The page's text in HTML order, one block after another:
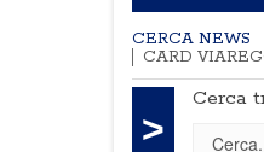
CERCA NEWS
CARD
>
Cerca